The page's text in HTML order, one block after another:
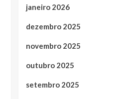
janeiro 2026
dezembro 2025
novembro 2025
outubro 2025
setembro 2025